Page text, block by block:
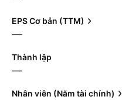
EPS Cơ bản (TTM)
—
Thành lập
—
Nhân viên (Năm tài chính)